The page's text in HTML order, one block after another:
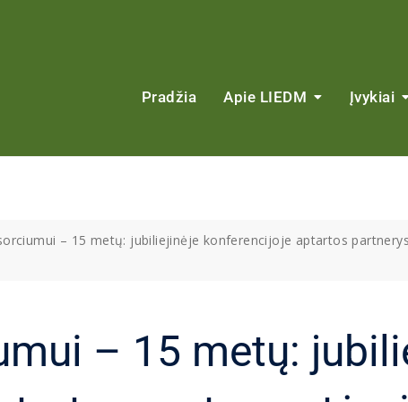
Pradžia Apie LIEDM Įvykiai
– 15 metų: jubiliejinėje konferencijoje aptartos
– 15 metų: